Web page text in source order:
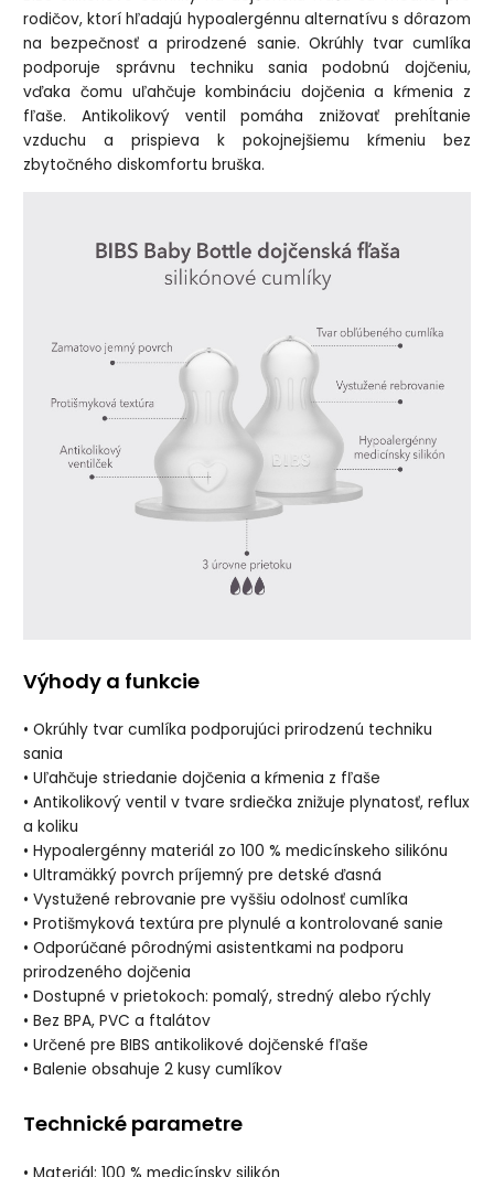
rodičov, ktorí hľadajú hypoalergénnu alternatívu s dôrazom
na bezpečnosť a prirodzené sanie. Okrúhly tvar cumlíka
podporuje správnu techniku sania podobnú dojčeniu,
vďaka čomu uľahčuje kombináciu dojčenia a kŕmenia z
fľaše. Antikolikový ventil pomáha znižovať prehĺtanie
vzduchu a prispieva k pokojnejšiemu kŕmeniu bez
zbytočného diskomfortu bruška.
Výhody a funkcie
• Okrúhly tvar cumlíka podporujúci prirodzenú techniku
sania
• Uľahčuje striedanie dojčenia a kŕmenia z fľaše
• Antikolikový ventil v tvare srdiečka znižuje plynatosť, reflux
a koliku
• Hypoalergénny materiál zo 100 % medicínskeho silikónu
• Ultramäkký povrch príjemný pre detské ďasná
• Vystužené rebrovanie pre vyššiu odolnosť cumlíka
• Protišmyková textúra pre plynulé a kontrolované sanie
• Odporúčané pôrodnými asistentkami na podporu
prirodzeného dojčenia
• Dostupné v prietokoch: pomalý, stredný alebo rýchly
• Bez BPA, PVC a ftalátov
• Určené pre BIBS antikolikové dojčenské fľaše
• Balenie obsahuje 2 kusy cumlíkov
Technické parametre